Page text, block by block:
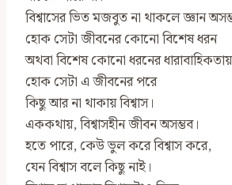
বিশ্বাসের ভিত মজবুত না থাকলে জ্ঞান
হোক সেটা জীবনের কোনো বিশেষ ধরন
অথবা বিশেষ কোনো ধরনের ধারাবাহিকতায়
হোক সেটা এ জীবনের পরে
কিছু আর না থাকায় বিশ্বাস।
এককথায়, বিশ্বাসহীন জীবন অসম্ভব।
হতে পারে, কেউ ভুল করে বিশ্বাস করে,
যেন বিশ্বাস বলে কিছু নাই।